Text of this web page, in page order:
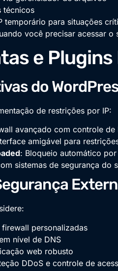
técnicos
temporário para situações
você precisar acessar
e
do
de restrições por IP:
avançado com controle de
amigável para
: Bloqueio automático
sistemas de segurança do
firewall personalizadas
nível de DNS
web robusto
DDoS e controle de